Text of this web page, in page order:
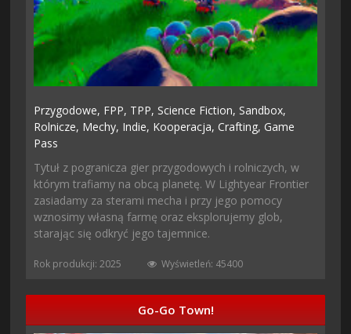
Przygodowe, FPP, TPP,Science Fiction,Sandbox,
Rolnicze, Mechy, Indie, Kooperacja,Crafting, Game
Pass
Tytuł z pogranicza gier przygodowych i rolniczych, w
którym trafiamy na obcą planetę. W Lightyear Frontier
zasiadamy za sterami mecha i przy jego pomocy
wznosimy własną farmę oraz eksplorujemy glob,
starając się odkryć jego tajemnice.
Rok produkcji: 2025 Wyświetleń: 45400
Go-Go Town!